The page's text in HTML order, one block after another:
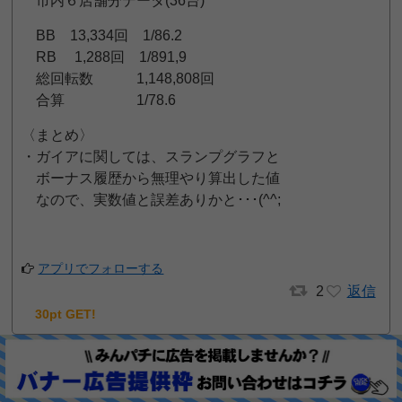
BB 13,334回 1/86.2
RB 1,288回 1/891,9
総回転数 1,148,808回
合算 1/78.6
〈まとめ〉
・ガイアに関しては、スランプグラフと
ボーナス履歴から無理やり算出した値
なので、実数値と誤差ありかと･･･(^^;
アプリでフォローする
2 返信
30pt GET!
ぱぽおみ 一般26
2019年5月17日 8:18 PM